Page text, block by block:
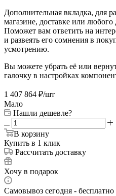
Дополнительная вкладка, для
магазине, доставке или любого
Поможет вам ответить на
и развеять его сомнения в
усмотрению.
Вы можете убрать её или
галочку в настройках
1 407 864 ₽/шт
Мало
Нашли дешевле?
В корзину
Купить в 1 клик
Рассчитать доставку
Хочу в подарок
Самовывоз сегодня - бесплатно